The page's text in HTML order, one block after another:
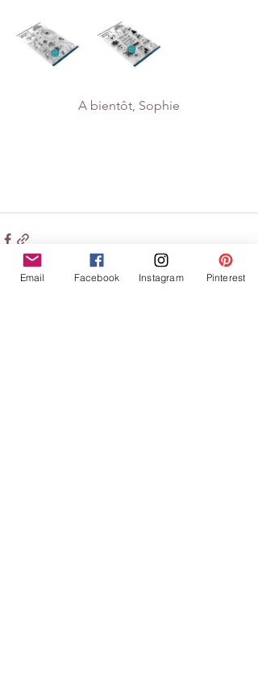
A bientôt, Sophie
Email Facebook Instagram Pinterest